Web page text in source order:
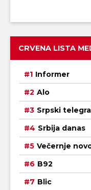
CRVENA LISTA
Informer
Alo
Srpski
Srbija danas
Večernje
B92
Blic